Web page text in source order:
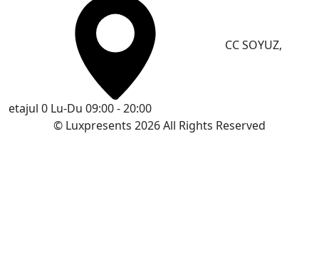
CC SOYUZ,
etajul 0 Lu-Du 09:00 - 20:00
© Luxpresents 2026 All Rights Reserved